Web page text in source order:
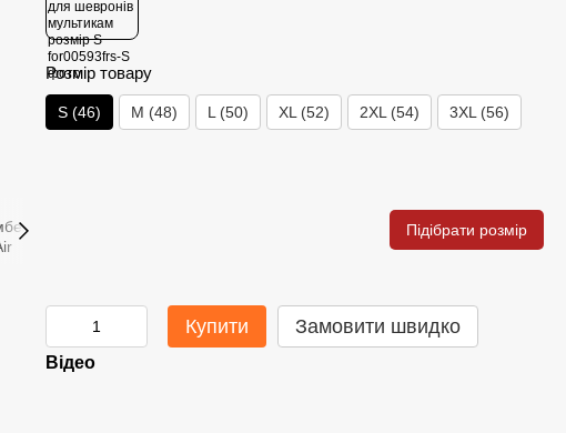
Розмір товару
S (46) M (48) L (50) XL (52) 2XL (54) 3XL (56)
Підібрати розмір
Купити Замовити швидко
Відео